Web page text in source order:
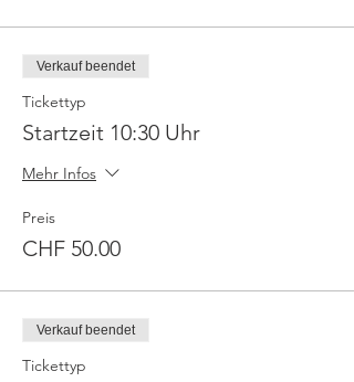
SCHLUSS. BEIM WALDHAUS
CHÜESTELLIHAU ERWARTEN EUCH
BEREITS DIE LETZTEN BEIDEN
BRAUEREIEN UND MEHRERE
MACHT AUCH GUTEN HUNGER!
LASST DEN TAG BEIM FESTBETRIEB
AUSKLINGEN ODER FEIERT MIT UNS BIS
IN DIE NACHT.
Verkauf beendet
Tickettyp
Startzeit 10:30 Uhr
Mehr Infos
Preis
CHF 50.00
Verkauf beendet
Tickettyp